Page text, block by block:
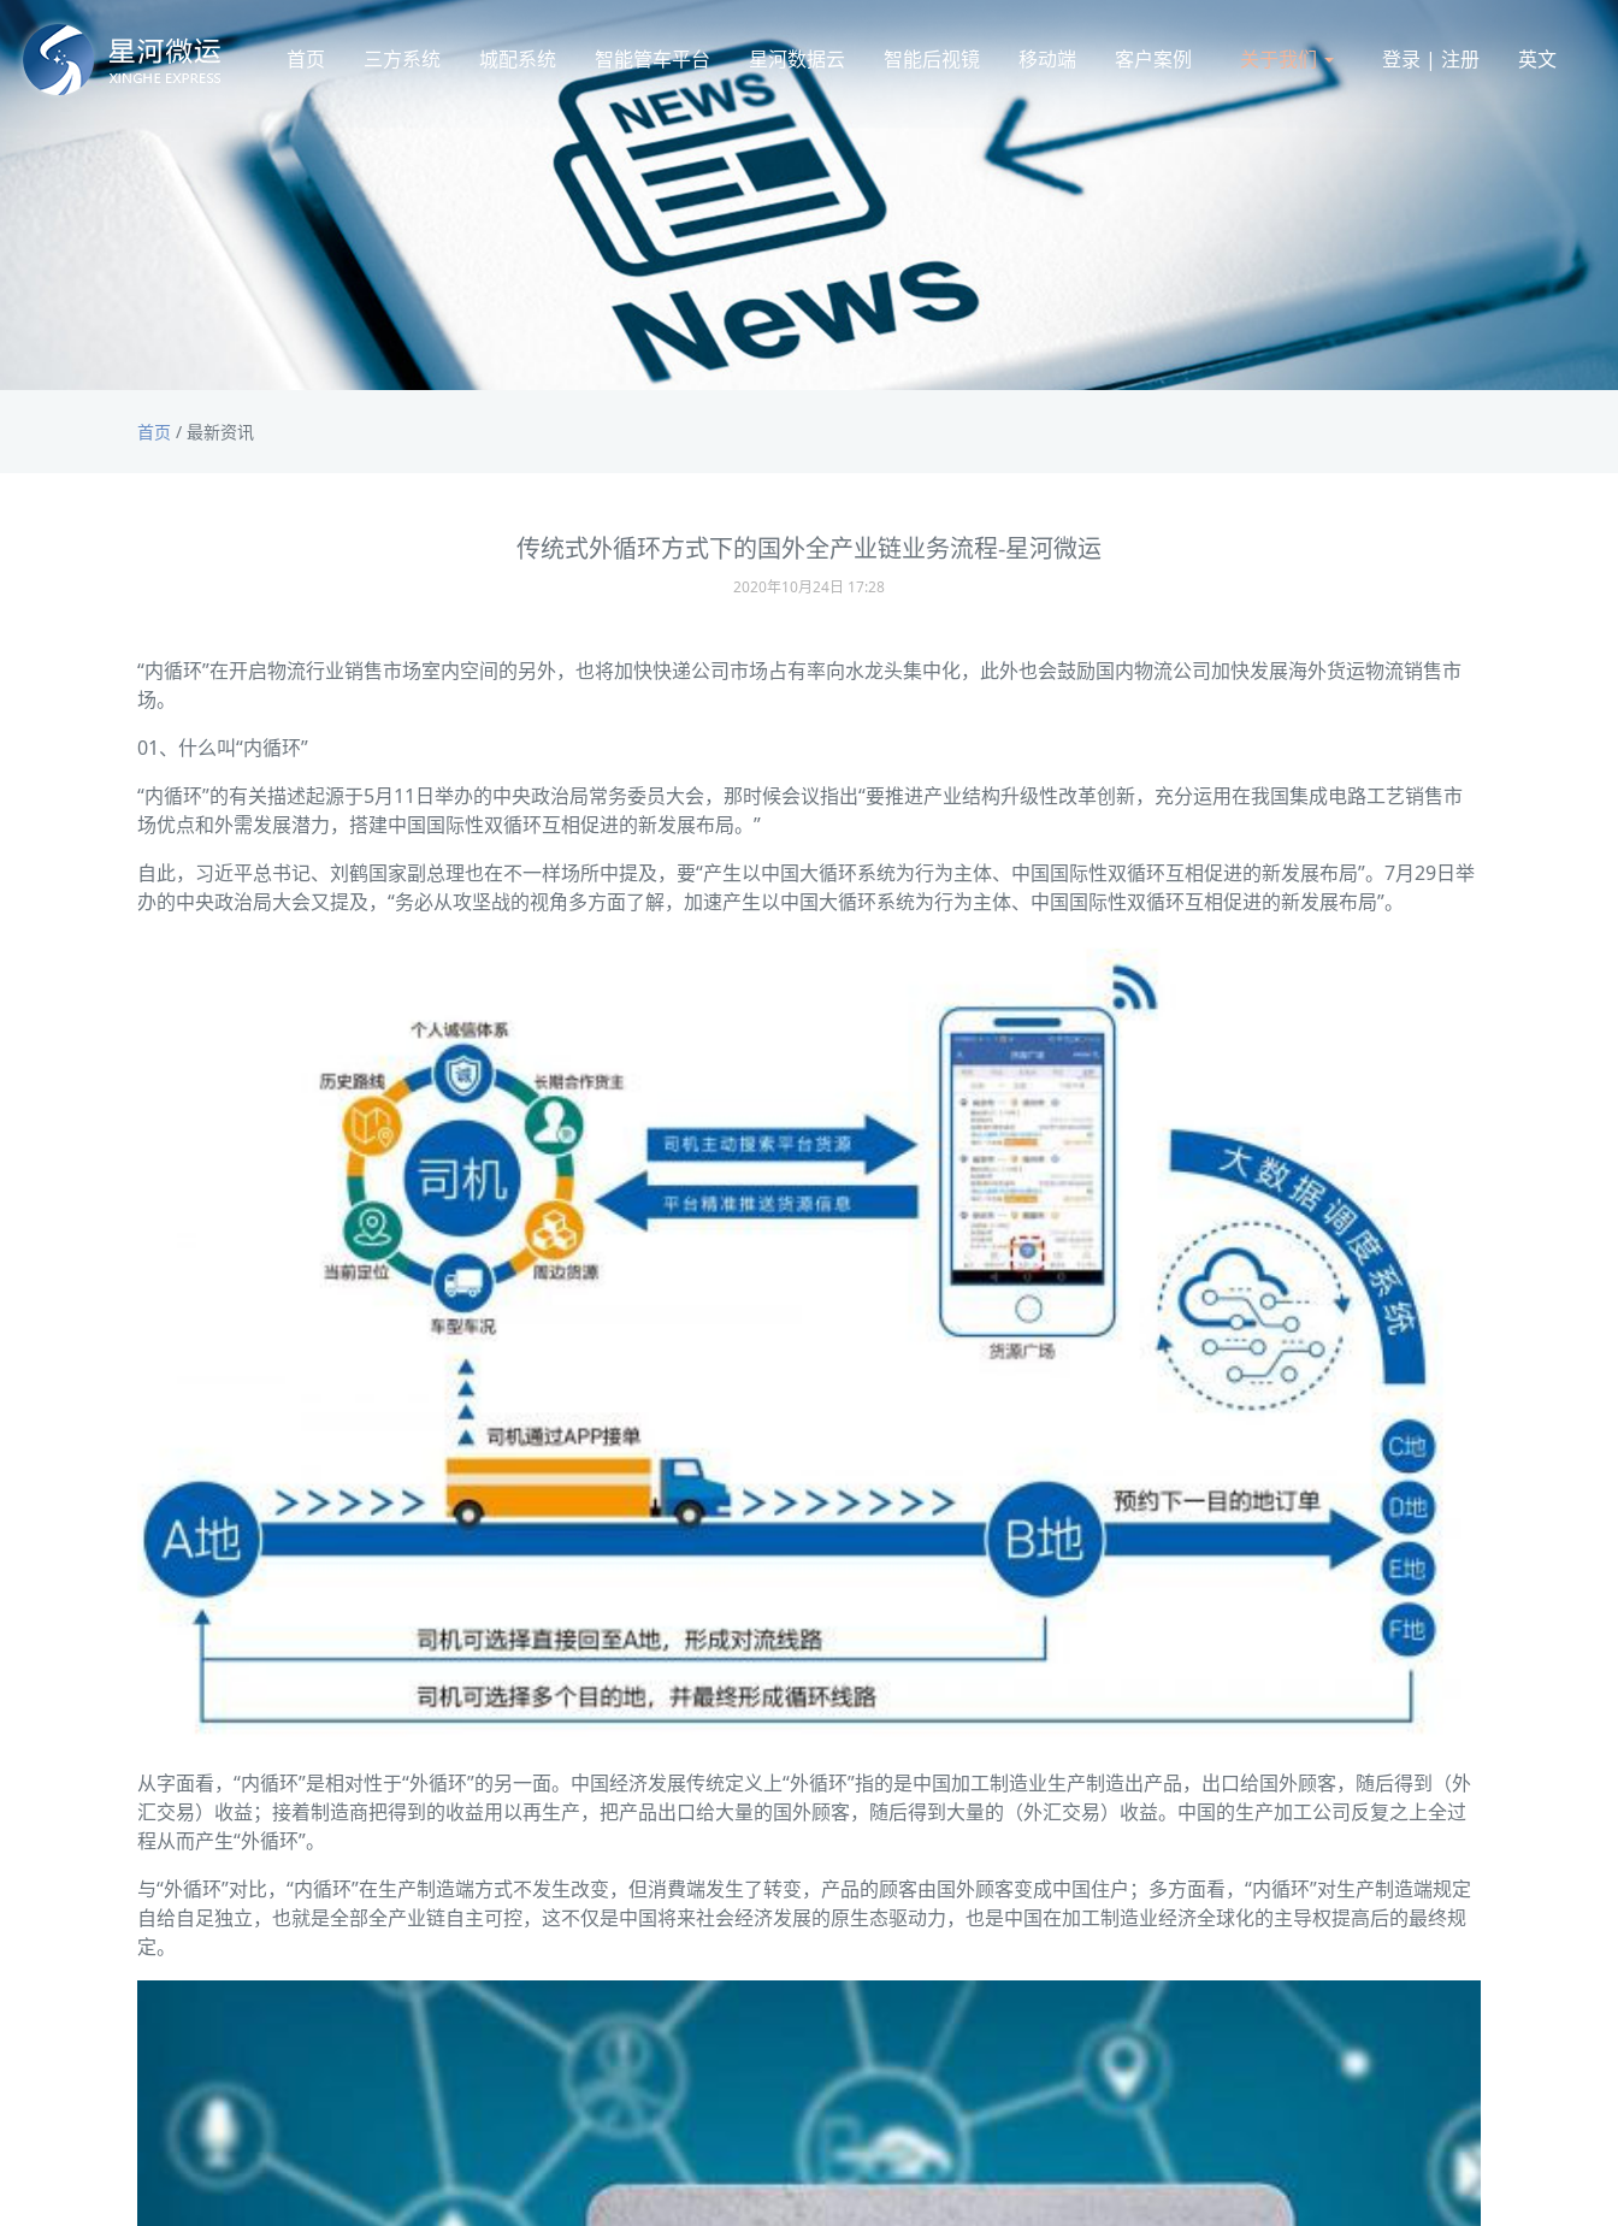
首页 三方系统 城配系统 智能管车平台 星河数据云 智能后视镜 移动端 客户案例 关于我们 登录 | 注册 英文
首页 / 最新资讯
传统式外循环方式下的国外全产业链业务流程-星河微运
2020年10月24日 17:28
“内循环”在开启物流行业销售市场室内空间的另外，也将加快快递公司市场占有率向水龙头集中化，此外也会鼓励国内物流公司加快发展海外货运物流销售市
场。
01、什么叫“内循环”
“内循环”的有关描述起源于5月11日举办的中央政治局常务委员大会，那时候会议指出“要推进产业结构升级性改革创新，充分运用在我国集成电路工艺销售市
场优点和外需发展潜力，搭建中国国际性双循环互相促进的新发展布局。”
自此，习近平总书记、刘鹤国家副总理也在不一样场所中提及，要“产生以中国大循环系统为行为主体、中国国际性双循环互相促进的新发展布局”。7月29日举
办的中央政治局大会又提及，“务必从攻坚战的视角多方面了解，加速产生以中国大循环系统为行为主体、中国国际性双循环互相促进的新发展布局”。
从字面看，“内循环”是相对性于“外循环”的另一面。中国经济发展传统定义上“外循环”指的是中国加工制造业生产制造出产品，出口给国外顾客，随后得到（外
汇交易）收益；接着制造商把得到的收益用以再生产，把产品出口给大量的国外顾客，随后得到大量的（外汇交易）收益。中国的生产加工公司反复之上全过
程从而产生“外循环”。
与“外循环”对比，“内循环”在生产制造端方式不发生改变，但消費端发生了转变，产品的顾客由国外顾客变成中国住户；多方面看，“内循环”对生产制造端规定
自给自足独立，也就是全部全产业链自主可控，这不仅是中国将来社会经济发展的原生态驱动力，也是中国在加工制造业经济全球化的主导权提高后的最终规
定。